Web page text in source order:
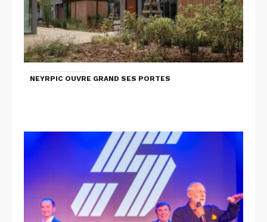
NEYRPIC OUVRE GRAND SES PORTES